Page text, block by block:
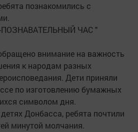
познакомились с
ЧАС "
внимание на важность
к народам разных
Дети приняли
по изготовлению бумажных
символом дня.
Донбасса, ребята почтили
минутой молчания.